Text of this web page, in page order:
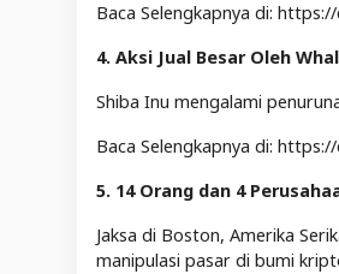
Baca Selengkapnya di:
4. Aksi Jual Besar Oleh
Shiba Inu mengalami
Baca Selengkapnya di:
5. 14 Orang dan 4
Jaksa di Boston, Amerika
manipulasi pasar di bumi